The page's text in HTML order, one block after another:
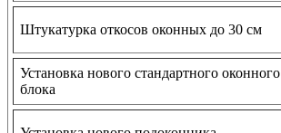
Штукатурка откосов оконных до 30 см
Установка нового стандартного оконного
блока